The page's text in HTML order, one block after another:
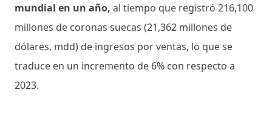
mundial en un año, al tiempo que registró 216,100
millones de coronas suecas (21,362 millones de
dólares, mdd) de ingresos por ventas, lo que se
traduce en un incremento de 6% con respecto a
2023.